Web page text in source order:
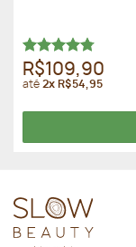
Avaliação
4.78de 5
R$109,90
até2x R$54,95